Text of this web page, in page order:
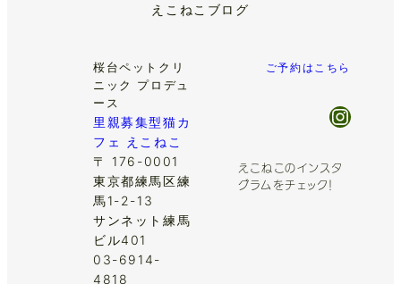
えこねこブログ
桜台ペットクリ
ニック プロデュ
ース
里親募集型猫カ
フェ えこねこ
〒 176-0001
東京都練馬区練
馬1-2-13
サンネット練馬
ビル401
03-6914-
4818
ご予約はこちら
えこねこのインスタ
グラムをチェック！